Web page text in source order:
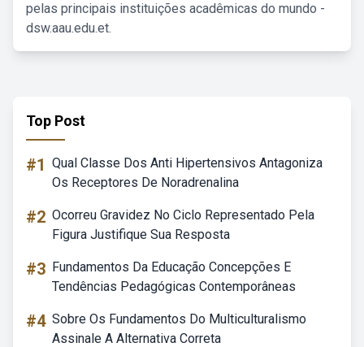
pelas principais instituições acadêmicas do mundo -
dsw.aau.edu.et.
Top Post
#1 Qual Classe Dos Anti Hipertensivos Antagoniza
Os Receptores De Noradrenalina
#2 Ocorreu Gravidez No Ciclo Representado Pela
Figura Justifique Sua Resposta
#3 Fundamentos Da Educação Concepções E
Tendências Pedagógicas Contemporâneas
#4 Sobre Os Fundamentos Do Multiculturalismo
Assinale A Alternativa Correta